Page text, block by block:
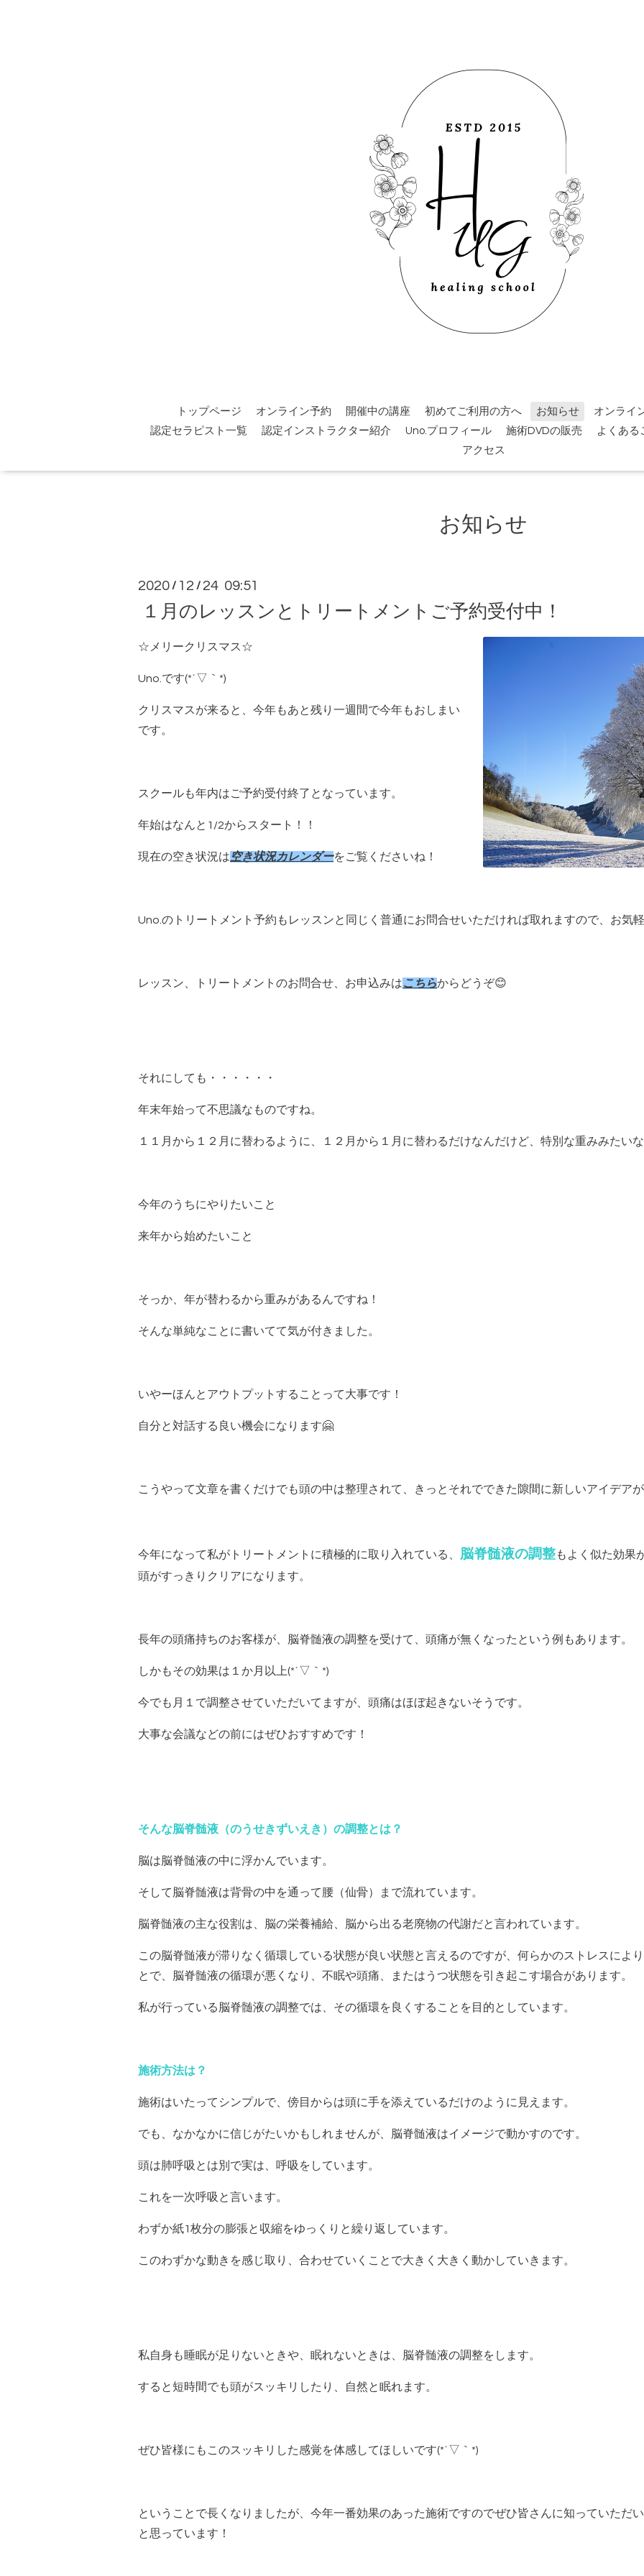
トップページ オンライン予約 開催中の講座 初めてご利用の方へ お知らせ
オンライ
認定セラピスト一覧
認定インストラクター紹介 Uno.プロフィール 施術DVDの販売
よくある
アクセス
お知らせ
2020 / 12 / 24 09:51
１月のレッスンとトリートメントご予約受付中！
☆メリークリスマス☆
Uno.です(*´▽｀*)
クリスマスが来ると、今年もあと残り一週間で今年もおしまい
です。
スクールも年内はご予約受付終了となっています。
年始はなんと1/2からスタート！！
現在の空き状況は空き状況カレンダーをご覧くださいね！
Uno.のトリートメント予約もレッスンと同じく普通にお問合せいただければ取れますので、お気
レッスン、トリートメントのお問合せ、お申込みはこちらからどうぞ😊
それにしても・・・・・・
年末年始って不思議なものですね。
１１月から１２月に替わるように、１２月から１月に替わるだけなんだけど、特別な重みみたい
今年のうちにやりたいこと
来年から始めたいこと
そっか、年が替わるから重みがあるんですね！
そんな単純なことに書いてて気が付きました。
いやーほんとアウトプットすることって大事です！
自分と対話する良い機会になります🤗
こうやって文章を書くだけでも頭の中は整理されて、きっとそれでできた隙間に新しいアイデア
今年になって私がトリートメントに積極的に取り入れている、 脳脊髄液の調整もよく似た効果
頭がすっきりクリアになります。
長年の頭痛持ちのお客様が、脳脊髄液の調整を受けて、頭痛が無くなったという例もあります。
しかもその効果は１か月以上(*´▽｀*)
今でも月１で調整させていただいてますが、頭痛はほぼ起きないそうです。
大事な会議などの前にはぜひおすすめです！
そんな脳脊髄液（のうせきずいえき）の調整とは？
脳は脳脊髄液の中に浮かんでいます。
そして脳脊髄液は背骨の中を通って腰（仙骨）まで流れています。
脳脊髄液の主な役割は、脳の栄養補給、脳から出る老廃物の代謝だと言われています。
この脳脊髄液が滞りなく循環している状態が良い状態と言えるのですが、何らかのストレスによ
とで、脳脊髄液の循環が悪くなり、不眠や頭痛、またはうつ状態を引き起こす場合があります。
私が行っている脳脊髄液の調整では、その循環を良くすることを目的としています。
施術方法は？
施術はいたってシンプルで、傍目からは頭に手を添えているだけのように見えます。
でも、なかなかに信じがたいかもしれませんが、脳脊髄液はイメージで動かすのです。
頭は肺呼吸とは別で実は、呼吸をしています。
これを一次呼吸と言います。
わずか紙1枚分の膨張と収縮をゆっくりと繰り返しています。
このわずかな動きを感じ取り、合わせていくことで大きく大きく動かしていきます。
私自身も睡眠が足りないときや、眠れないときは、脳脊髄液の調整をします。
すると短時間でも頭がスッキリしたり、自然と眠れます。
ぜひ皆様にもこのスッキリした感覚を体感してほしいです(*´▽｀*)
ということで長くなりましたが、今年一番効果のあった施術ですのでぜひ皆さんに知っていただ
と思っています！